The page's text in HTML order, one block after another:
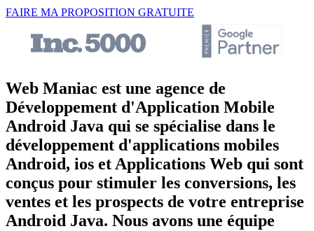
FAIRE MA PROPOSITION GRATUITE
Web Maniac est une agence de
Développement d'Application Mobile
Android Java qui se spécialise dans le
développement d'applications mobiles
Android, ios et Applications Web qui sont
conçus pour stimuler les conversions, les
ventes et les prospects de votre entreprise
Android Java. Nous avons une équipe